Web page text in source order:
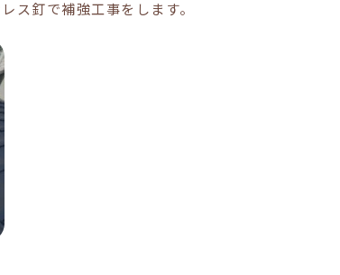
ス釘で補強工事をします。